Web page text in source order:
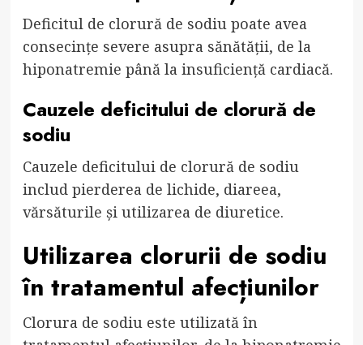
Deficitul de clorură de sodiu poate avea
consecințe severe asupra sănătății, de la
hiponatremie până la insuficiență cardiacă.
Cauzele deficitului de clorură de
sodiu
Cauzele deficitului de clorură de sodiu
includ pierderea de lichide, diareea,
vărsăturile și utilizarea de diuretice.
Utilizarea clorurii de sodiu
în tratamentul afecțiunilor
Clorura de sodiu este utilizată în